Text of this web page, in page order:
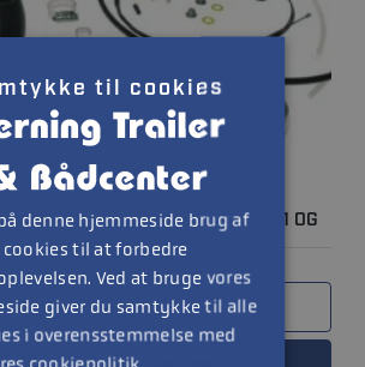
ALPHA ONE GEN II 1991 OG
SAMMENLIGN
til cookies
denne hjemmeside brug af
cookies til at forbedre
Ved at bruge vores
giver du samtykke til alle
i overensstemmelse med